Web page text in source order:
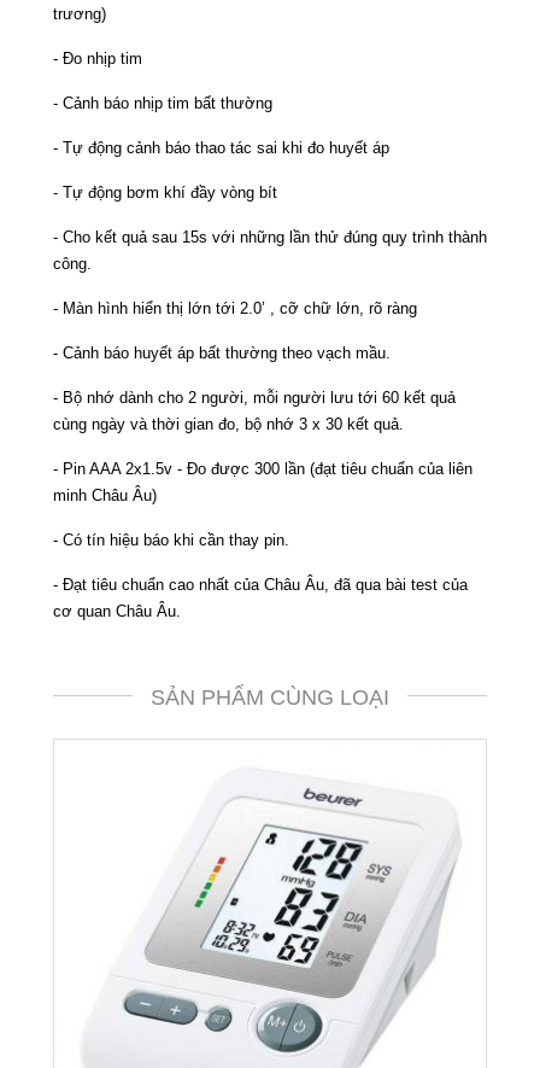
trương)
- Đo nhịp tim
- Cảnh báo nhịp tim bất thường
- Tự động cảnh báo thao tác sai khi đo huyết áp
- Tự động bơm khí đầy vòng bít
- Cho kết quả sau 15s với những lần thử đúng quy trình thành
công.
- Màn hình hiển thị lớn tới 2.0’ , cỡ chữ lớn, rõ ràng
- Cảnh báo huyết áp bất thường theo vạch mầu.
- Bộ nhớ dành cho 2 người, mỗi người lưu tới 60 kết quả
cùng ngày và thời gian đo, bộ nhớ 3 x 30 kết quả.
- Pin AAA 2x1.5v - Đo được 300 lần (đạt tiêu chuẩn của liên
minh Châu Âu)
- Có tín hiệu báo khi cần thay pin.
- Đạt tiêu chuẩn cao nhất của Châu Âu, đã qua bài test của
cơ quan Châu Âu.
SẢN PHẨM CÙNG LOẠI